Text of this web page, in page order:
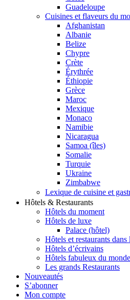
Guadeloupe
Cuisines et flaveurs du
Afghanistan
Albanie
Belize
Chypre
Crète
Érythrée
Éthiopie
Grèce
Maroc
Mexique
Monaco
Namibie
Nicaragua
Samoa (îles)
Somalie
Turquie
Ukraine
Zimbabwe
Lexique de cuisine et
Hôtels & Restaurants
Hôtels du moment
Hôtels de luxe
Palace (hôtel)
Hôtels et restaurants dans
Hôtels d’écrivains
Hôtels fabuleux du monde
Les grands Restaurants
Nouveautés
S’abonner
Mon compte